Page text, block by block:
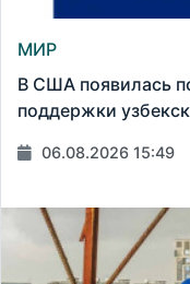
МИР
В США появилась
поддержки
06.08.2026 15:49